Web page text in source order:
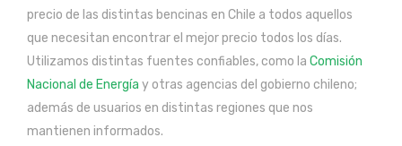
precio de las distintas bencinas en Chile a todos aquellos
que necesitan encontrar el mejor precio todos los días.
Utilizamos distintas fuentes confiables, como la Comisión
Nacional de Energía y otras agencias del gobierno chileno;
además de usuarios en distintas regiones que nos
mantienen informados.